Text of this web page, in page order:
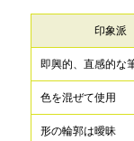
印象派
即興的、直感的な
色を混ぜて使用
形の輪郭は曖昧